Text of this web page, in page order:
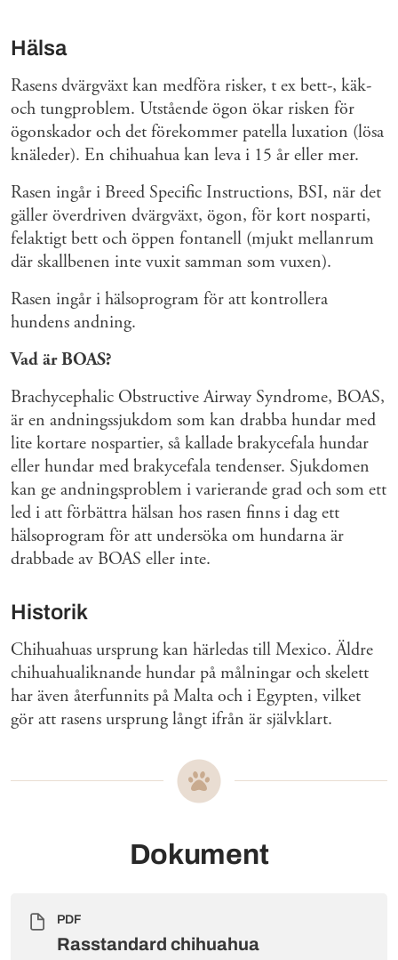
Hälsa
Rasens dvärgväxt kan medföra risker, t ex bett-, käk-
och tungproblem. Utstående ögon ökar risken för
ögonskador och det förekommer patella luxation (lösa
knäleder). En chihuahua kan leva i 15 år eller mer.
Rasen ingår i Breed Specific Instructions, BSI, när det
gäller överdriven dvärgväxt, ögon, för kort nosparti,
felaktigt bett och öppen fontanell (mjukt mellanrum
där skallbenen inte vuxit samman som vuxen).
Rasen ingår i hälsoprogram för att kontrollera
hundens andning.
Vad är BOAS?
Brachycephalic Obstructive Airway Syndrome, BOAS,
är en andningssjukdom som kan drabba hundar med
lite kortare nospartier, så kallade brakycefala hundar
eller hundar med brakycefala tendenser. Sjukdomen
kan ge andningsproblem i varierande grad och som ett
led i att förbättra hälsan hos rasen finns i dag ett
hälsoprogram för att undersöka om hundarna är
drabbade av BOAS eller inte.
Historik
Chihuahuas ursprung kan härledas till Mexico. Äldre
chihuahualiknande hundar på målningar och skelett
har även återfunnits på Malta och i Egypten, vilket
gör att rasens ursprung långt ifrån är självklart.
Dokument
PDF
Rasstandard chihuahua